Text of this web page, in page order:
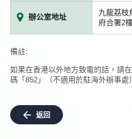
辦公室地址
九龍荔枝
府合署2
備註:
如果在香港以外地方致電的話，請
碼「852」（不適用於駐海外辦事處
返回